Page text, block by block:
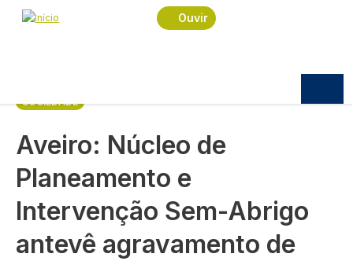
Passar para o conteúdo principal
Ouvir
Navegação estrutural
Início
Sociedade
Aveiro: Núcleo de Planeamento e Intervenção
SOCIEDADE
Aveiro: Núcleo de
Planeamento e
Intervenção Sem-Abrigo
antevê agravamento de